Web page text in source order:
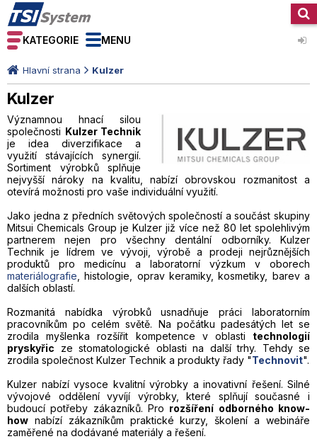
KATEGORIE MENU
Hlavní strana Kulzer
Kulzer
Významnou hnací silou
společnosti Kulzer Technik
je idea diverzifikace a
využití stávajících synergií.
Sortiment výrobků splňuje
nejvyšší nároky na kvalitu, nabízí obrovskou rozmanitost a
otevírá možnosti pro vaše individuální využití.
Jako jedna z předních světových společností a součást skupiny
Mitsui Chemicals Group je Kulzer již více než 80 let spolehlivým
partnerem nejen pro všechny dentální odborníky. Kulzer
Technik je lídrem ve vývoji, výrobě a prodeji nejrůznějších
produktů pro medicínu a laboratorní výzkum v oborech
materiálografie , histologie, oprav keramiky, kosmetiky, barev a
dalších oblastí.
Rozmanitá nabídka výrobků usnadňuje práci laboratorním
pracovníkům po celém světě. Na počátku padesátých let se
zrodila myšlenka rozšířit kompetence v oblasti technologií
pryskyřic ze stomatologické oblasti na další trhy. Tehdy se
zrodila společnost Kulzer Technik a produkty řady "Technovit".
Kulzer nabízí vysoce kvalitní výrobky a inovativní řešení. Silné
vývojové oddělení vyvíjí výrobky, které splňují současné i
budoucí potřeby zákazníků. Pro rozšíření odborného know-
how nabízí zákazníkům praktické kurzy, školení a webináře
zaměřené na dodávané materiály a řešení.